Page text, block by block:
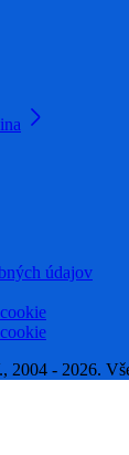
údajov
- 2026.